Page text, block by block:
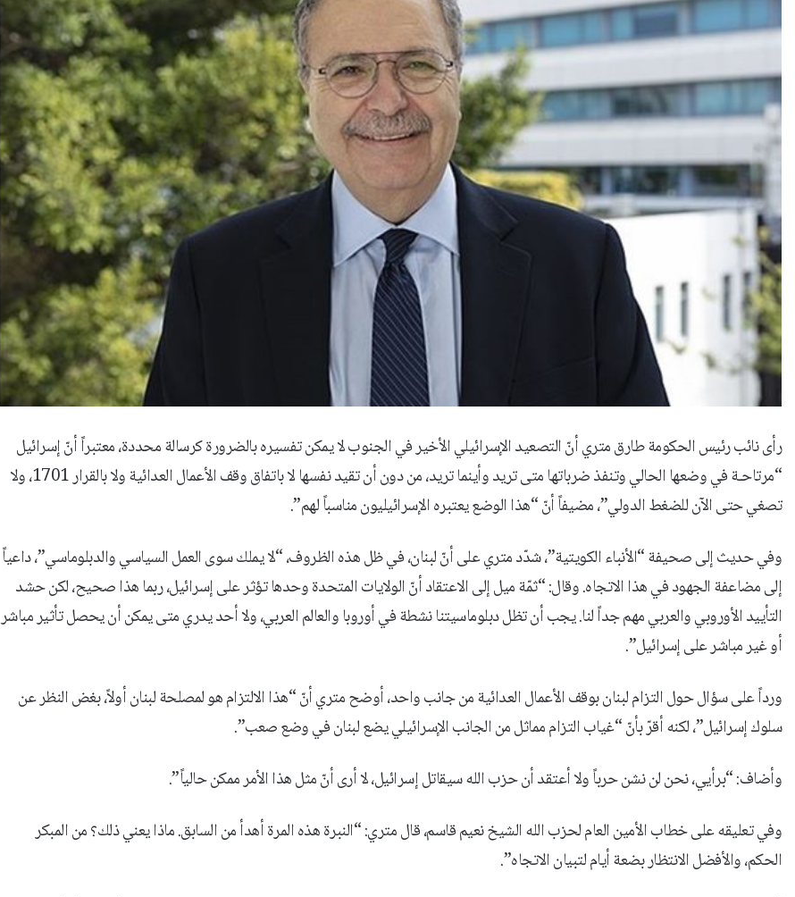
رأى نائب رئيس الحكومة طارق متري أنّ التصعيد الإسرائيلي الأخير في الجنوب لا يمكن تفسيره بالضرورة كرسالة محددة، معتبراً أنّ إسرائيل
“مرتاحـة في وضعها الحالي وتنفذ ضرباتها متى تريد وأينما تريد، من دون أن تقيد نفسها لا باتفاق وقف الأعمال العدائية ولا بالقرار 1701، ولا
تصغي حتى الآن للضغط الدولي”، مضيفاً أنّ “هذا الوضع يعتبره الإسرائيليون مناسباً لهم”.
وفي حديث إلى صحيفة “الأنباء الكويتية”، شدّد متري على أنّ لبنان، في ظل هذه الظروف، “لا يملك سوى العمل السياسي والدبلوماسي”، داعياً
إلى مضاعفة الجهود في هذا الاتجاه. وقال: “ثمّة ميل إلى الاعتقاد أنّ الولايات المتحدة وحدها تؤثر على إسرائيل، ربما هذا صحيح، لكن حشد
التأييد الأوروبي والعربي مهم جداً لنا. يجب أن تظل دبلوماسيتنا نشطة في أوروبا والعالم العربي، ولا أحد يدري متى يمكن أن يحصل تأثير مباشر
أو غير مباشر على إسرائيل”.
ورداً على سؤال حول التزام لبنان بوقف الأعمال العدائية من جانب واحد، أوضح متري أنّ “هذا الالتزام هو لمصلحة لبنان أولاً، بغض النظر عن
سلوك إسرائيل”، لكنه أقرّ بأنّ “غياب التزام مماثل من الجانب الإسرائيلي يضع لبنان في وضع صعب”.
وأضاف: “برأيي، نحن لن نشن حرباً ولا أعتقد أن حزب الله سيقاتل إسرائيل، لا أرى أنّ مثل هذا الأمر ممكن حالياً”.
وفي تعليقه على خطاب الأمين العام لحزب الله الشيخ نعيم قاسم، قال متري: “النبرة هذه المرة أهدأ من السابق. ماذا يعني ذلك؟ من المبكر
الحكم، والأفضل الانتظار بضعة أيام لتبيان الاتجاه”.